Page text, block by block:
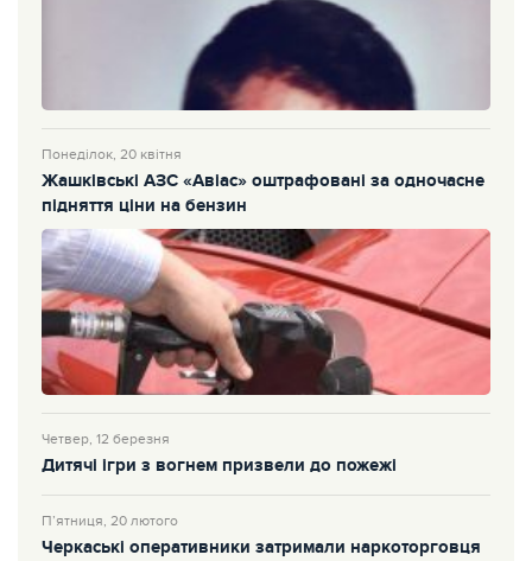
Понеділок, 20 квітня
Жашківські АЗС «Авіас» оштрафовані за одночасне
підняття ціни на бензин
Четвер, 12 березня
Дитячі ігри з вогнем призвели до пожежі
П’ятниця, 20 лютого
Черкаські оперативники затримали наркоторговця